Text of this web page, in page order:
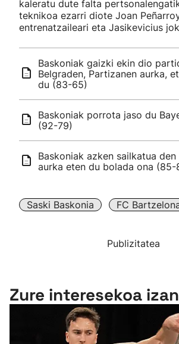
kaleratu dute falta
teknikoa ezarri diote Joan
entrenatzaileari eta Jasikevicius
Baskoniak gaizki ekin dio
Belgraden, Partizanen aurka,
du (83-65)
Baskoniak porrota jaso du
(92-79)
Baskoniak azken sailkatua
aurka eten du bolada ona (85-
Saski Baskonia FC
Publizitatea
Zure interesekoa